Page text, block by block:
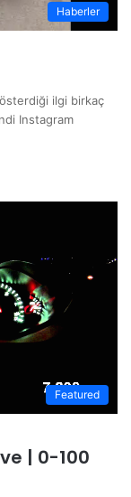
Haberler
ilgi birkaç
Instagram
Featured
| 0-100